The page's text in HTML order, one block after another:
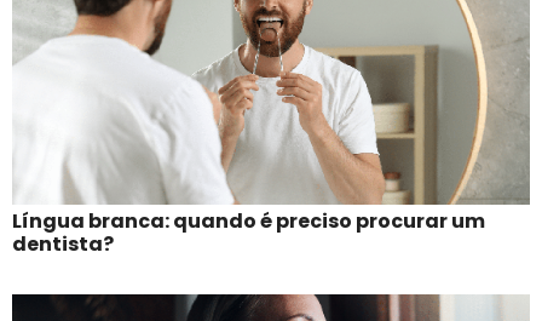
Língua branca: quando é preciso procurar um
dentista?